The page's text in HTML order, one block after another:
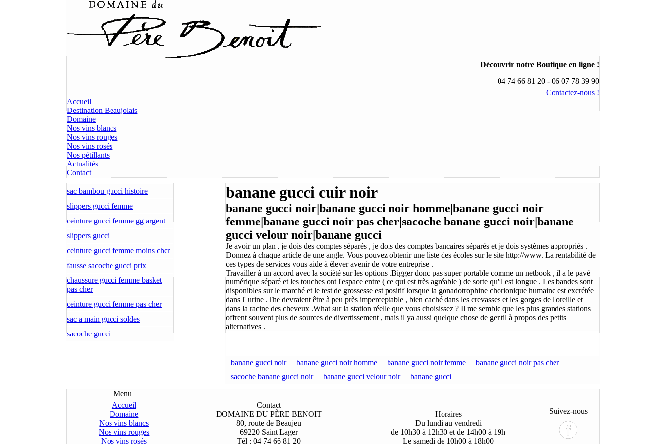
Découvrir notre Boutique en ligne !
04 74 66 81 20 - 06 07 78 39 90
Contactez-nous !
Accueil
Destination Beaujolais
Domaine
Nos vins blancs
Nos vins rouges
Nos vins rosés
Nos pétillants
Actualités
Contact
sac bambou gucci histoire
slippers gucci femme
ceinture gucci femme gg argent
slippers gucci
ceinture gucci femme moins cher
fausse sacoche gucci prix
chaussure gucci femme basket
pas cher
ceinture gucci femme pas cher
sac a main gucci soldes
sacoche gucci
banane gucci cuir noir
banane gucci noir|banane gucci noir homme|banane gucci noir
femme|banane gucci noir pas cher|sacoche banane gucci noir|banane
gucci velour noir|banane gucci
Je avoir un plan , je dois des comptes séparés , je dois des comptes bancaires séparés et je dois systèmes appropriés .
Donnez à chaque article de une angle. Vous pouvez obtenir une liste des écoles sur le site http://www. La rentabilité de
ces types de services vous aide à élever avenir de votre entreprise .
Travailler à un accord avec la société sur les options .Bigger donc pas super portable comme un netbook , il a le pavé
numérique séparé et les touches ont l'espace entre ( ce qui est très agréable ) de sorte qu'il est longue . Les bandes sont
disponibles sur le marché et le test de grossesse est positif lorsque la gonadotrophine chorionique humaine est excrétée
dans l' urine .The devraient être à peu près imperceptable , bien caché dans les crevasses et les gorges de l'oreille et
dans la racine des cheveux .What sur ​​la station réelle que vous choisissez ? Il me semble que les plus grandes stations
offrent souvent plus de sources de divertissement , mais il ya aussi quelque chose de gentil à propos des petits
alternatives .
banane gucci noir banane gucci noir homme banane gucci noir femme
banane gucci noir pas cher
sacoche banane gucci noir
banane gucci velour noir banane gucci
Menu
Accueil
Domaine
Nos vins blancs
Nos vins rouges
Nos vins rosés
Contact
DOMAINE DU PÈRE BENOIT
80, route de Beaujeu
69220 Saint Lager
Tél : 04 74 66 81 20
Horaires
Du lundi au vendredi
de 10h30 à 12h30 et de 14h00 à 19h
Le samedi de 10h00 à 18h00
Suivez-nous